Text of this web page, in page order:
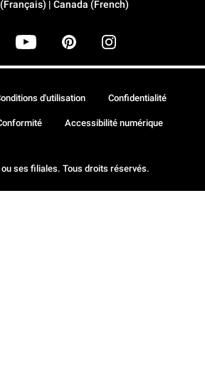
| Canada (French)
ses filiales. Tous droits réservés.
d'utilisation Confidentialité
Accessibilité numérique